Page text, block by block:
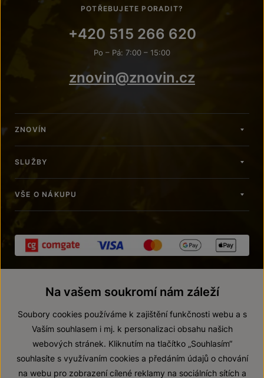
POTŘEBUJETE PORADIT?
+420 515 266 620
Po – Pá: 7:00 – 15:00
znovin@znovin.cz
ZNOVÍN
SLUŽBY
VŠE O NÁKUPU
© 2026 ZNOVÍN ZNOJMO, a. s.
Na vašem soukromí nám záleží
Soubory cookies používáme k zajištění funkčnosti webu a s
Vaším souhlasem i mj. k personalizaci obsahu našich
webových stránek. Kliknutím na tlačítko „Souhlasím“
souhlasíte s využívaním cookies a předáním údajů o chování
na webu pro zobrazení cílené reklamy na sociálních sítích a